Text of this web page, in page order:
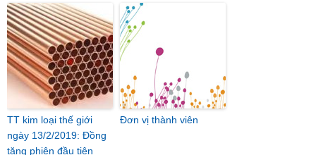
TT kim loại thế giới
ngày 13/2/2019: Đồng
tăng phiên đầu tiên
Đơn vị thành viên